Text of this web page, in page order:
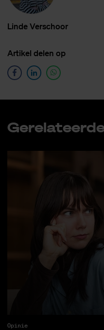
Lin­de Ver­schoor
Ar­ti­kel de­len op
Opinie